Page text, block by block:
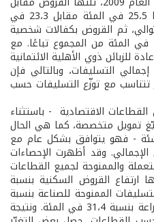
تأمين عقاري، والتي بلغت حصّتها 25،5 في المئة مقابل 23،3 في
ثم القروض بكفالات شخصية
التي مثّلت 17،5 في المئة و17،3 في المئة من المجموع تباعًا. مع
للزبائن ذوي الأهلية الائتمانية
إجمالي التسليفات، وبالتالي فإن
مع توزّع التسليفات حسب
الاقتصادية - باستثناء
تمويل متخصصة، كما هي الحال
- فهو يتوافق بشكل عام مع
وقد أظهرت الإحصاءات
والممنوحة لجميع القطاعات
2010، نذكر منها ارتفاع القروض السكنية بنسبة
المئة، والتسليفات الممنوحة للصناعة بنسبة
16،6 في المئة وتلك الممنوحة للزراعة بنسبة 31،4 في المئة. ونتيجة